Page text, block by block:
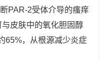
PAR-2受体介导的瘙痒
皮肤中的氧化胆固醇
65%，从根源减少炎症